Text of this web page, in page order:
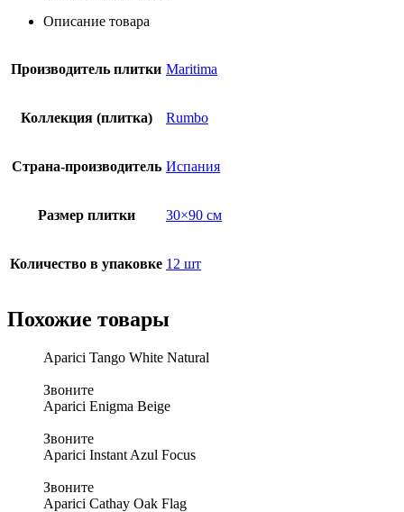
Описание товара
Производитель плитки Maritima
Коллекция (плитка) Rumbo
Страна-производитель Испания
Размер плитки 30×90 см
Количество в упаковке 12 шт
Похожие товары
Aparici Tango White Natural
Звоните
Aparici Enigma Beige
Звоните
Aparici Instant Azul Focus
Звоните
Aparici Cathay Oak Flag